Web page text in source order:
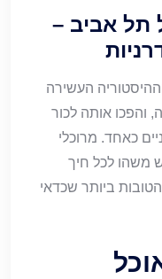
תל אביב –
העשירה
אותה לכור
כאחד. מרוכלי
משהו לכל חיך
ביותר שכדאי